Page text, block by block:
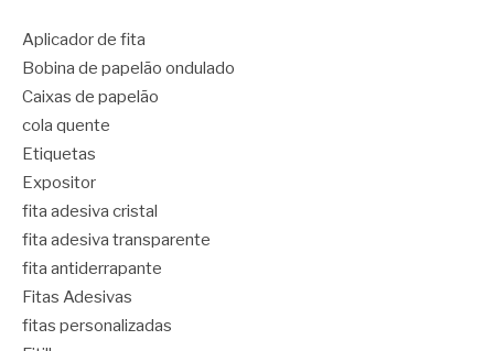
Aplicador de fita
Bobina de papelão ondulado
Caixas de papelão
cola quente
Etiquetas
Expositor
fita adesiva cristal
fita adesiva transparente
fita antiderrapante
Fitas Adesivas
fitas personalizadas